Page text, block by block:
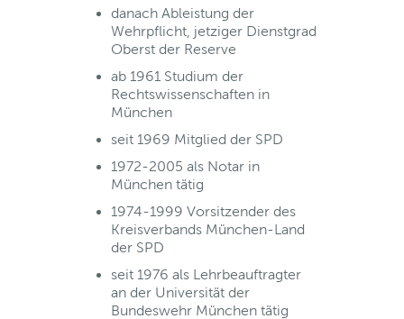
danach Ableistung der
Wehrpflicht, jetziger Dienstgrad
Oberst der Reserve
ab 1961 Studium der
Rechtswissenschaften in
München
seit 1969 Mitglied der SPD
1972-2005 als Notar in
München tätig
1974-1999 Vorsitzender des
Kreisverbands München-Land
der SPD
seit 1976 als Lehrbeauftragter
an der Universität der
Bundeswehr München tätig